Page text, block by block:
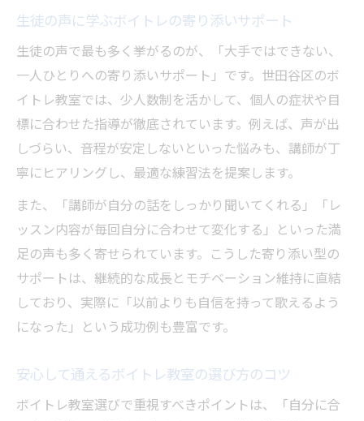
生徒の声に学ぶボイトレの寄り添いサポート
生徒の声で最も多く挙がるのが、「大手ではできない、
一人ひとりへの寄り添いサポート」です。世田谷区のボ
イトレ教室では、少人数制を活かして、個人の症状や目
標に合わせた指導が徹底されています。例えば、声が出
しづらい、音程が安定しないといった悩みも、講師が丁
寧にヒアリングし、最適な練習法を提案します。
また、「講師が自分の話をしっかり聞いてくれる」「レ
ッスン内容が毎回自分に合わせて変化する」といった満
足の声も多く寄せられています。こうした寄り添い型の
サポートは、継続的な成長とモチベーション維持に直結
しており、実際に「以前よりも自信を持って歌えるよう
になった」という成功例も豊富です。
安心して通えるボイトレ教室の選び方のコツ
ボイトレ教室選びで重視すべきポイントは、「自分に合